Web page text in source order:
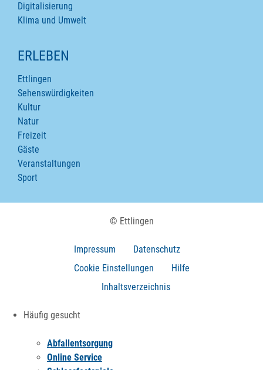
Digitalisierung
Klima und Umwelt
ERLEBEN
Ettlingen
Sehenswürdigkeiten
Kultur
Natur
Freizeit
Gäste
Veranstaltungen
Sport
© Ettlingen
Impressum
Datenschutz
Cookie Einstellungen
Hilfe
Inhaltsverzeichnis
Häufig gesucht
Abfallentsorgung
Online Service